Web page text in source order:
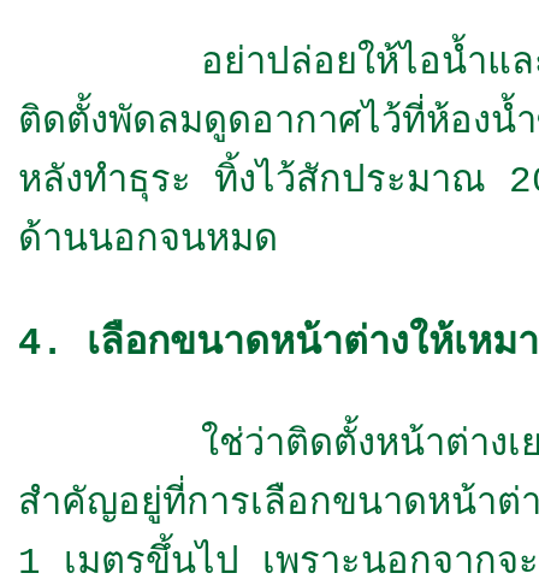
อย่าปล่อยให้ไอน้ำและกลิ่น
ติดตั้งพัดลมดูดอากาศไว้ที่ห้องน้
หลังทำธุระ ทิ้งไว้สักประมาณ
ด้านนอกจนหมด
4. เลือกขนาดหน้าต่างให้เหม
ใช่ว่าติดตั้งหน้าต่างเยอะ
สำคัญอยู่ที่การเลือกขนาดหน้าต่
1 เมตรขึ้นไป เพราะนอกจากจ